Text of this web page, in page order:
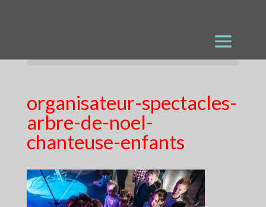
organisateur-spectacles-
arbre-de-noel-
chanteuse-enfants